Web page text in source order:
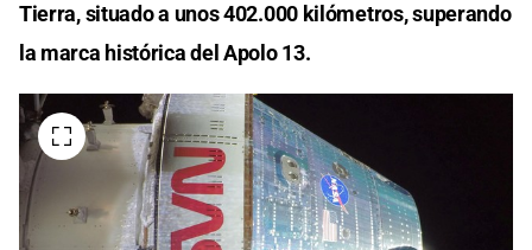
Tierra, situado a unos 402.000 kilómetros, superando
la marca histórica del Apolo 13.